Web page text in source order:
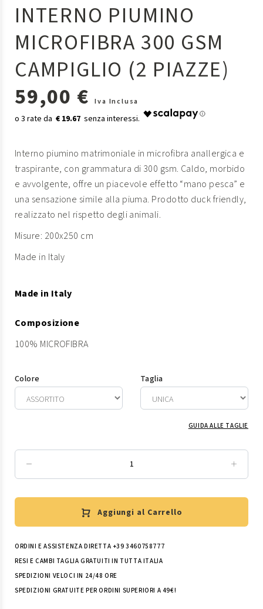
INTERNO PIUMINO
MICROFIBRA 300 GSM
CAMPIGLIO (2 PIAZZE)
59,00 €
Iva Inclusa
€ 19.67
Interno piumino matrimoniale in microfibra anallergica e
traspirante, con grammatura di 300 gsm. Caldo, morbido
e avvolgente, offre un piacevole effetto “mano pesca” e
una sensazione simile alla piuma. Prodotto duck friendly,
realizzato nel rispetto degli animali.
Misure: 200x250 cm
Made in Italy
Made in Italy
Composizione
100% MICROFIBRA
Colore Taglia
GUIDA ALLE TAGLIE
Aggiungi al Carrello
ORDINI E ASSISTENZA DIRETTA +39 3460758777
RESI E CAMBI TAGLIA GRATUITI IN TUTTA ITALIA
SPEDIZIONI VELOCI IN 24/48 ORE
SPEDIZIONI GRATUITE PER ORDINI SUPERIORI A 49€!